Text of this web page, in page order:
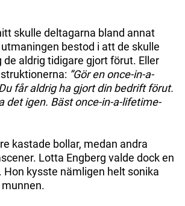
skulle deltagarna bland annat
bestod i att de skulle
aldrig tidigare gjort förut. Eller
”Gör en once-in-a-
får aldrig ha gjort din bedrift förut.
det igen. Bäst once-in-a-lifetime-
kastade bollar, medan andra
Lotta Engberg valde dock en
Hon kysste nämligen helt sonika
munnen.